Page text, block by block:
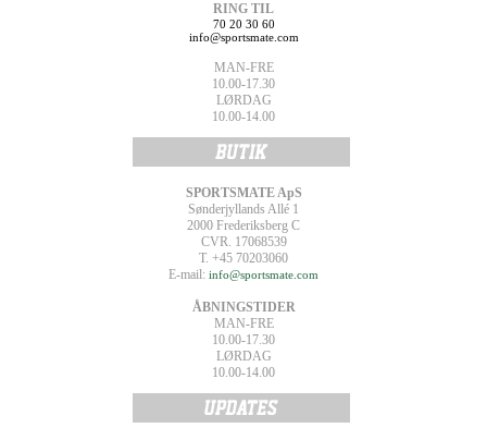
RING TIL
70 20 30 60
info@sportsmate.com
MAN-FRE
10.00-17.30
LØRDAG
10.00-14.00
SPORTSMATE ApS
Sønderjyllands Allé 1
2000 Frederiksberg C
CVR. 17068539
T. +45 70203060
E-mail: info@sportsmate.com
ÅBNINGSTIDER
MAN-FRE
10.00-17.30
LØRDAG
10.00-14.00